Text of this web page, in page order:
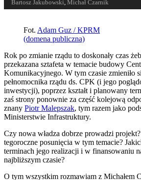
Bartosz Jakubowski,Michał Czarnik
Fot. Adam Guz / KPRM
(domena publiczna)
Rok po zmianie rządu to doskonały czas
przekazana sztafeta w temacie budowy
Komunikacyjnego. W tym czasie zmieniło
pełnomocnika rządu ds. CPK (i jego
inwestycji), poprzez kształt i planowany
zaś strony ponownie za część kolejową
znany Piotr Malepszak, tym razem jako
Ministerstwie Infrastruktury.
Czy nowa władza dobrze prowadzi
tegoroczne posunięcia w tym temacie?
terminach jego realizacji i w finansowaniu
najbliższym czasie?
O tym wszystkim rozmawiam z Michałem